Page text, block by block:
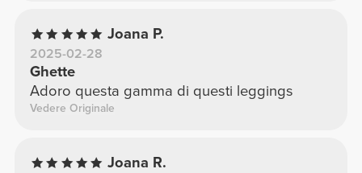
Joana P.
2025-02-28
Ghette
Adoro questa gamma di questi leggings
Vedere Originale
Joana R.